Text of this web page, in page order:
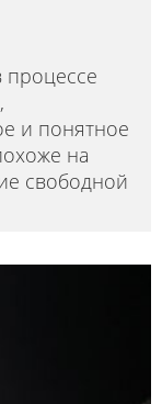
процессе
и понятное
на
свободной